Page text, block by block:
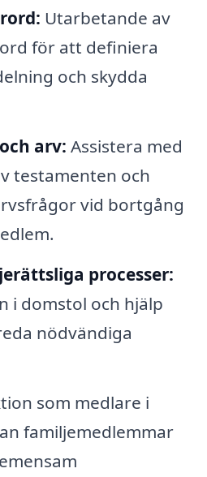
Utarbetande av
för att definiera
och skydda
arv: Assistera med
testamenten och
vid bortgång
processer:
i domstol och hjälp
nödvändiga
som medlare i
familjemedlemmar